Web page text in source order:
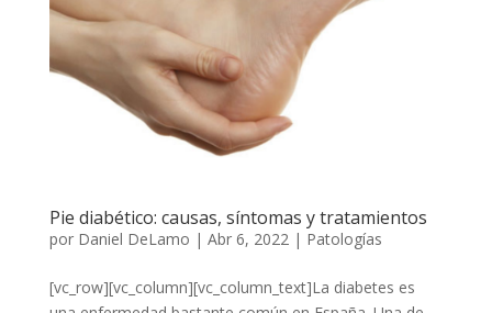
Pie diabético: causas, síntomas y tratamientos
por Daniel DeLamo | Abr 6, 2022| Patologías
[vc_row][vc_column][vc_column_text]La diabetes es